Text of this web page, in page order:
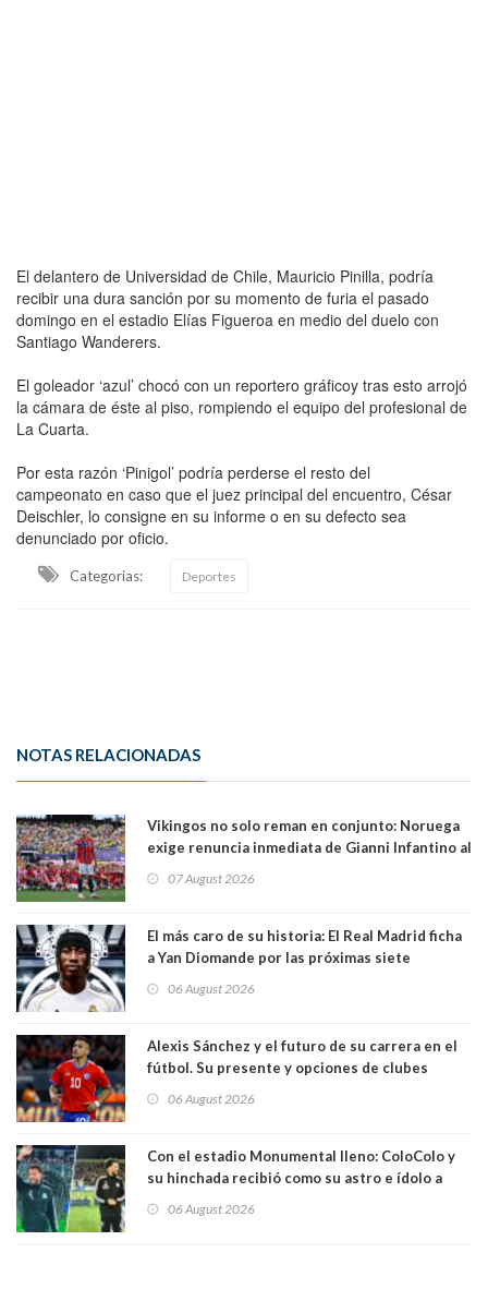
El delantero de Universidad de Chile, Mauricio Pinilla, podría
recibir una dura sanción por su momento de furia el pasado
domingo en el estadio Elías Figueroa en medio del duelo con
Santiago Wanderers.
El goleador ‘azul’ chocó con un reportero gráficoy tras esto arrojó
la cámara de éste al piso, rompiendo el equipo del profesional de
La Cuarta.
Por esta razón ‘Pinigol’ podría perderse el resto del
campeonato en caso que el juez principal del encuentro, César
Deischler, lo consigne en su informe o en su defecto sea
denunciado por oficio.
Categorias: Deportes
NOTAS RELACIONADAS
Vikingos no solo reman en conjunto: Noruega
exige renuncia inmediata de Gianni Infantino al
07 August 2026
El más caro de su historia: El Real Madrid ficha
a Yan Diomande por las próximas siete
06 August 2026
Alexis Sánchez y el futuro de su carrera en el
fútbol. Su presente y opciones de clubes
06 August 2026
Con el estadio Monumental lleno: ColoColo y
su hinchada recibió como su astro e ídolo a
06 August 2026